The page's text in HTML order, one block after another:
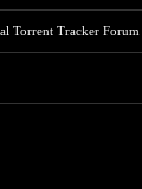
Torrent Tracker Forum